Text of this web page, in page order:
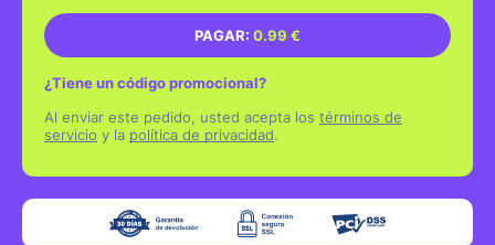
PAGAR: 0.99 €
¿Tiene un código promocional?
Al enviar este pedido, usted acepta los términos de
servicio y la política de privacidad.